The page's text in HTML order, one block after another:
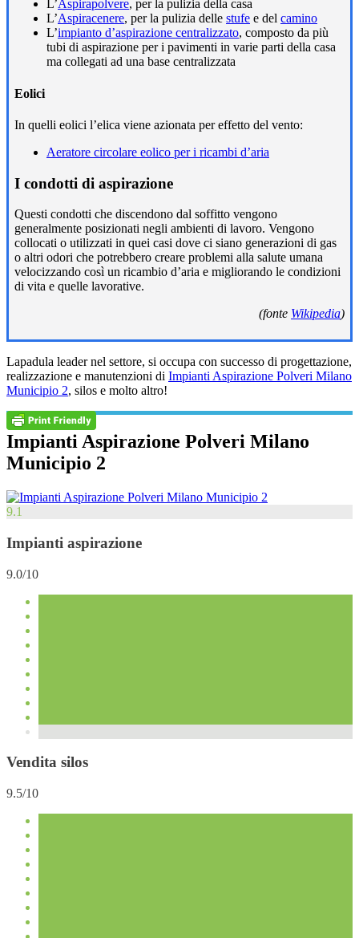
L’Aspirapolvere, per la pulizia della casa
L’Aspiracenere, per la pulizia delle stufe e del camino
L’impianto d’aspirazione centralizzato, composto da più
tubi di aspirazione per i pavimenti in varie parti della casa
ma collegati ad una base centralizzata
Eolici
In quelli eolici l’elica viene azionata per effetto del vento:
Aeratore circolare eolico per i ricambi d’aria
I condotti di aspirazione
Questi condotti che discendono dal soffitto vengono
generalmente posizionati negli ambienti di lavoro. Vengono
collocati o utilizzati in quei casi dove ci siano generazioni di gas
o altri odori che potrebbero creare problemi alla salute umana
velocizzando così un ricambio d’aria e migliorando le condizioni
di vita e quelle lavorative.
(fonte Wikipedia)
Lapadula leader nel settore, si occupa con successo di progettazione,
realizzazione e manutenzioni di Impianti Aspirazione Polveri Milano
Municipio 2, silos e molto altro!
Impianti Aspirazione Polveri Milano
Municipio 2
9.1
Impianti aspirazione
9.0/10
Vendita silos
9.5/10